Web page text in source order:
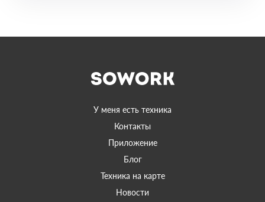
У меня есть техника
Контакты
Приложение
Блог
Техника на карте
Новости